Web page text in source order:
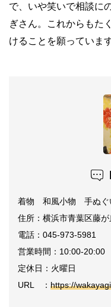
で、いや笑いで相談に
ぎさん。これからもた
けることを願っていま
着物 和風小物 手ぬぐ
住所：横浜市青葉区藤
電話：045-973-5981
営業時間：10:00-20:00
定休日：火曜日
URL ： https://